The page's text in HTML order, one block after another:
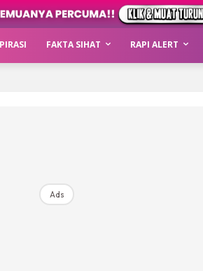
FAKTA SIHAT RAPI ALERT
Ads